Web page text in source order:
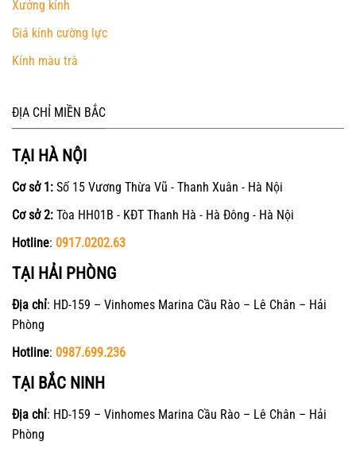
Xưởng kính
Giá kính cường lực
Kính màu trà
ĐỊA CHỈ MIỀN BẮC
TẠI HÀ NỘI
Cơ sở 1: Số 15 Vương Thừa Vũ - Thanh Xuân - Hà Nội
Cơ sở 2: Tòa HH01B - KĐT Thanh Hà - Hà Đông - Hà Nội
Hotline: 0917.0202.63
TẠI HẢI PHÒNG
Địa chỉ: HD-159 – Vinhomes Marina Cầu Rào – Lê Chân – Hải
Phòng
Hotline: 0987.699.236
TẠI BẮC NINH
Địa chỉ: HD-159 – Vinhomes Marina Cầu Rào – Lê Chân – Hải
Phòng